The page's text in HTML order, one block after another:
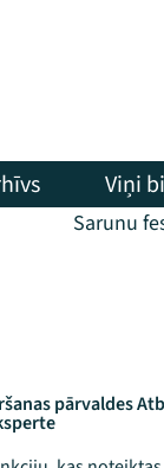
Viņi
Sarunu
pārvaldes